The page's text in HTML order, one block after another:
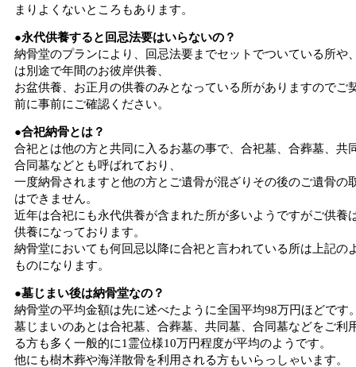
まりよくないところもあります。
●永代供養すると回忌法要はいらないの？
納骨堂のプランにより、回忌法要までセットでついている所や
は別途で年間のお彼岸供養、
お盆供養、お正月の供養のみとなっている所がありますのでご
前に事前にご確認ください。
●合祀納骨とは？
合祀とは他の方と共同に入るお墓の事で、合祀墓、合葬墓、共
合同墓などとも呼ばれており、
一度納骨されますと他の方とご遺骨が混ざりその後のご遺骨の
はできません。
近年は合祀にも永代供養が含まれた所が多いようですがご供養
供養になっております。
納骨堂においても何回忌以降に合祀と言われている所は上記の
ものになります。
●墓じまい後は納骨堂なの？
納骨堂の平均金額は先に述べたように全国平均98万円ほどです
墓じまいのあとは合祀墓、合葬墓、共同墓、合同墓などをご利
る方も多く一般的に1霊位様10万円程度が平均のようです。
他にも樹木葬や海洋散骨を利用される方もいらっしゃいます。